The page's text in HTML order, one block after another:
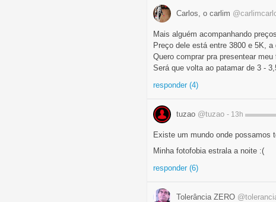
Carlos, o carlim
Mais alguém acompanhando
Preço dele está entre 3800 e 5K,
Quero comprar pra presentear
Será que volta ao patamar de 3 -
responder (4)
tuzao @tuzao - 13h
Existe um mundo onde possamos
Minha fotofobia estrala a noite :(
responder (6)
Tolerância ZERO